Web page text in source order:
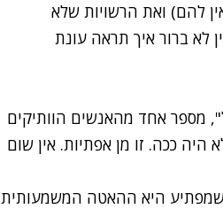
להם) ואת הרשויות שלא
לא ברור איך תראה עונת
מספר אחד מהאנשים הוותיקים
ככה. זו מן אפתיות. אין שום
היא ההאטה המשמעותית